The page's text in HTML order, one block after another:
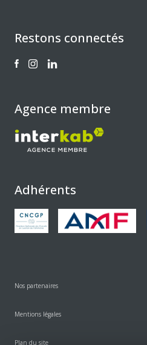
Restons connectés
Agence membre
Adhérents
Nos partenaires
Mentions légales
Plan du site